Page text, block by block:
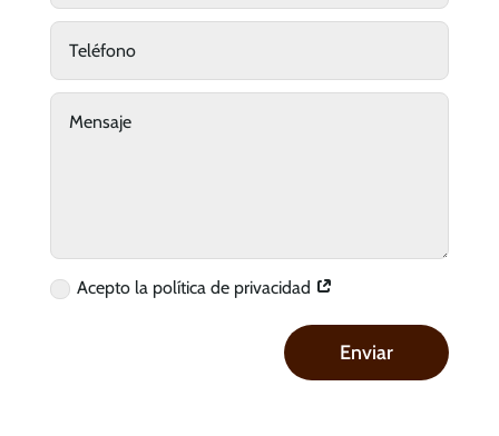
Acepto la política de privacidad
Enviar